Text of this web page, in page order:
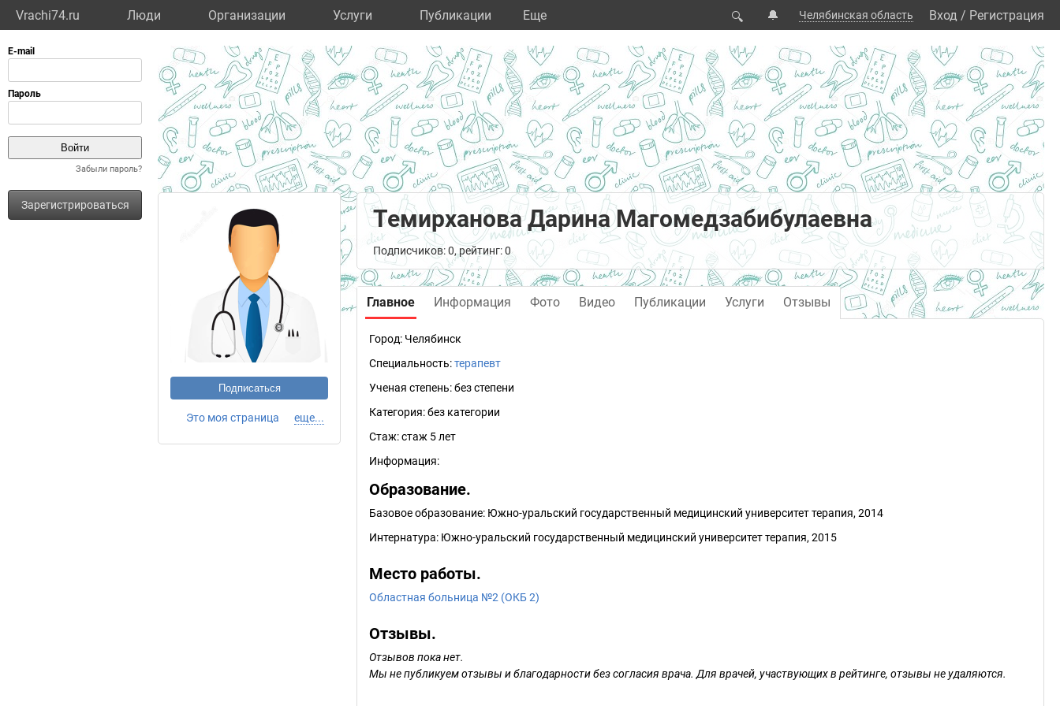
Vrachi74.ru Люди Организации Услуги Публикации Eще 🔍 🔔 Челябинская область Вход / Регистрация
Забыли пароль?
Зарегистрироваться
Подписаться
Это моя страница еще...
Темирханова Дарина Магомедзабибулаевна
Подписчиков: 0, рейтинг: 0
Главное Информация Фото Видео Публикации Услуги Отзывы
Город: Челябинск
Специальность:терапевт
Ученая степень:без степени
Категория:без категории
Стаж:стаж 5 лет
Информация:
Образование.
Базовое образование: Южно-уральский государственный медицинский университет терапия, 2014
Интернатура: Южно-уральский государственный медицинский университет терапия, 2015
Место работы.
Областная больница №2 (ОКБ 2)
Отзывы.
Отзывов пока нет.
Мы не публикуем отзывы и благодарности без согласия врача. Для врачей, участвующих в рейтинге, отзывы не удаляются.